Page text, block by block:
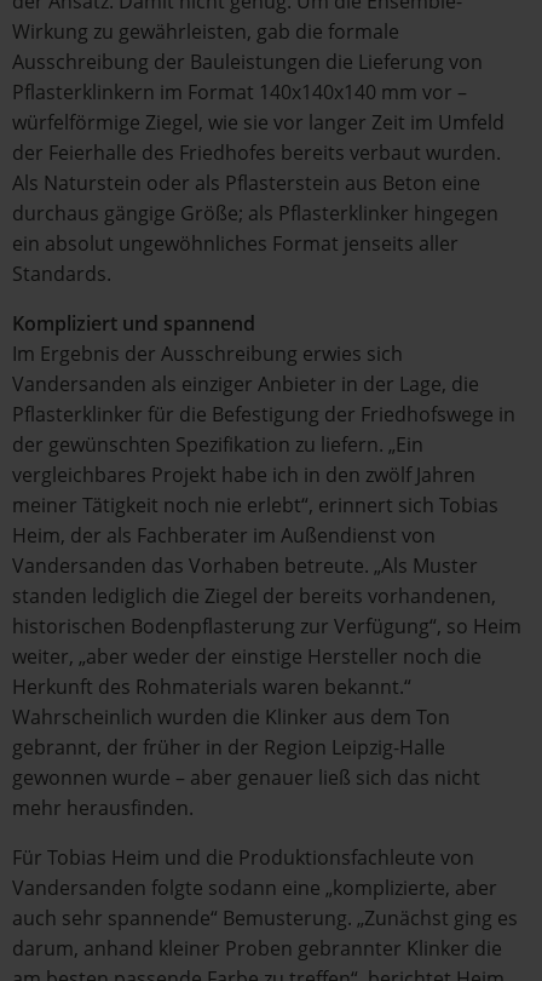
Wirkung zu gewährleisten, gab die formale
Ausschreibung der Bauleistungen die Lieferung von
Pflasterklinkern im Format 140x140x140 mm vor –
würfelförmige Ziegel, wie sie vor langer Zeit im Umfeld
der Feierhalle des Friedhofes bereits verbaut wurden.
Als Naturstein oder als Pflasterstein aus Beton eine
durchaus gängige Größe; als Pflasterklinker hingegen
ein absolut ungewöhnliches Format jenseits aller
Standards.
Kompliziert und spannend
Im Ergebnis der Ausschreibung erwies sich
Vandersanden als einziger Anbieter in der Lage, die
Pflasterklinker für die Befestigung der Friedhofswege in
der gewünschten Spezifikation zu liefern. „Ein
vergleichbares Projekt habe ich in den zwölf Jahren
meiner Tätigkeit noch nie erlebt“, erinnert sich Tobias
Heim, der als Fachberater im Außendienst von
Vandersanden das Vorhaben betreute. „Als Muster
standen lediglich die Ziegel der bereits vorhandenen,
historischen Bodenpflasterung zur Verfügung“, so Heim
weiter, „aber weder der einstige Hersteller noch die
Herkunft des Rohmaterials waren bekannt.“
Wahrscheinlich wurden die Klinker aus dem Ton
gebrannt, der früher in der Region Leipzig-Halle
gewonnen wurde – aber genauer ließ sich das nicht
mehr herausfinden.
Für Tobias Heim und die Produktionsfachleute von
Vandersanden folgte sodann eine „komplizierte, aber
auch sehr spannende“ Bemusterung. „Zunächst ging es
darum, anhand kleiner Proben gebrannter Klinker die